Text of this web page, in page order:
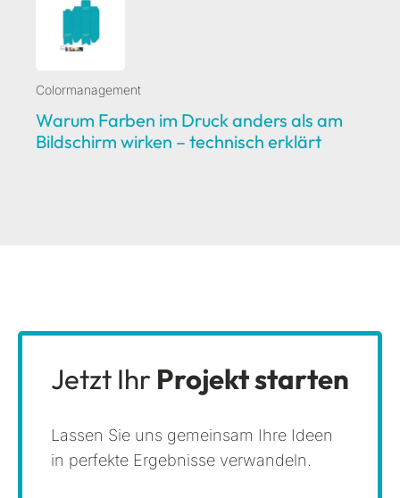
Colormanagement
Warum Farben im Druck anders als am
Bildschirm wirken – technisch erklärt
Jetzt Ihr Projekt starten
Lassen Sie uns gemeinsam Ihre Ideen
in perfekte Ergebnisse verwandeln.